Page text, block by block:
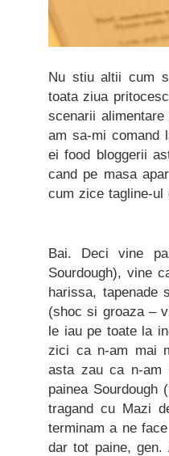
Nu stiu altii cum
toata ziua
scenarii
am sa-mi comand
ei food bloggerii
cand pe masa
cum zice tagline-
Bai. Deci vine
Sourdough), vine
harissa, tapenade
(shoc si groaza –
le iau pe toate la
zici ca n-am mai
asta zau ca n-am
painea
tragand cu Mazi
terminam a ne
dar tot paine, gen.